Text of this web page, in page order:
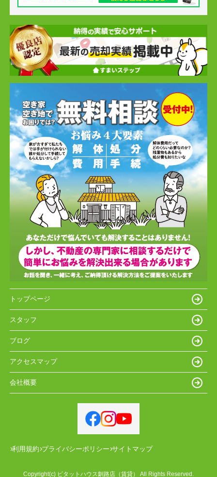
トップページ
スタッフ
ブログ
アクセスマップ
会社概要
利用規約 プライバシーポリシー サイトマップ
Copyright(c) ピタットハウス釧路店（賃貸） All Rights Reserved.